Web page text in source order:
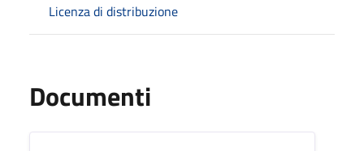
Licenza di distribuzione
Documenti